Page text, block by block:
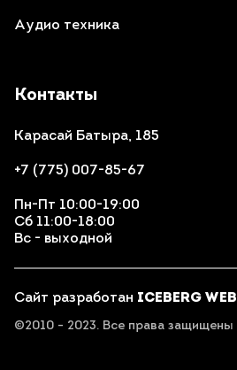
Контакты
Карасай Батыра, 185
+7 (775) 007-85-67
Пн-Пт 10:00-19:00
Сб 11:00-18:00
Вс - выходной
Сайт разработан ICEBERG WEB
©2010 - 2023. Все права защищены
Аудио техника